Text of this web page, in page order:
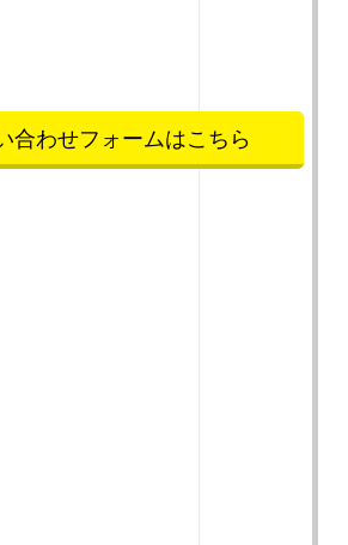
合わせフォームはこちら